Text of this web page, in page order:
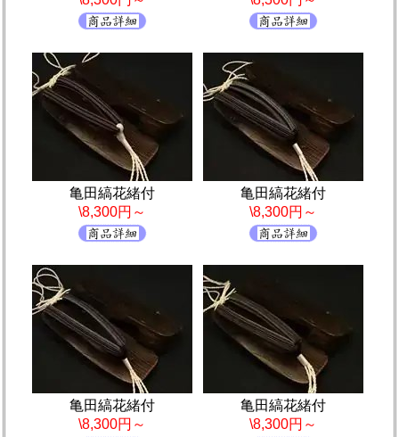
亀田縞花緒付
\8,300円～
亀田縞花緒付
\8,300円～
亀田縞花緒付
\8,300円～
亀田縞花緒付
\8,300円～